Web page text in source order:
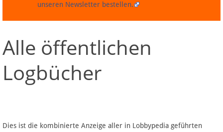
Navigation
Über Lobbypedia
Artikel nach Kategorien
unseren Newsletter bestellen.
Alle öffentlichen
Logbücher
Dies ist die kombinierte Anzeige aller in Lobbypedia geführten